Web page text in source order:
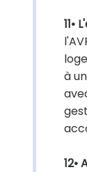
11•
à
12•